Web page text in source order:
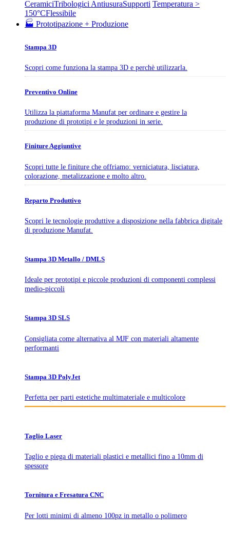
CeramiciTribologici AntiusuraSupporti Temperatura >
150°CFlessibile
🏭 Prototipazione + Produzione
Stampa 3D
Scopri come funziona la stampa 3D e perchè utilizzarla.
Preventivo Online
Utilizza la piattaforma Manufat per ordinare e gestire la
produzione di prototipi e le produzioni in serie.
Finiture Aggiuntive
Scopri tutte le finiture che offriamo: verniciatura, lisciatura,
colorazione, metalizzazione e molto altro.
Reparto Produttivo
Scopri le tecnologie produttive a disposizione nella fabbrica digitale
di produzione Manufat.
Stampa 3D Metallo / DMLS
Ideale per prototipi e piccole produzioni di componenti complessi
medio-piccoli
Stampa 3D SLS
Consigliata come alternativa al MJF con materiali altamente
performanti
Stampa 3D PolyJet
Perfetta per parti estetiche multimateriale e multicolore
Taglio Laser
Taglio e piega di materiali plastici e metallici fino a 10mm di
spessore
Tornitura e Fresatura CNC
Per lotti minimi di almeno 100pz in metallo o polimero